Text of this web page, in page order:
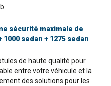
sécurité maximale de
sedan + 1275 sedan
de haute qualité pour
entre votre véhicule et la
des solutions pour les